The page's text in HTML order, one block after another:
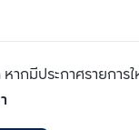
ากมีประกาศรายการใ